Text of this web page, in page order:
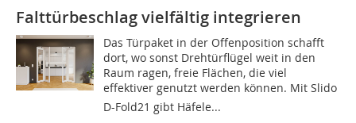
Falttürbeschlag vielfältig integrieren
Das Türpaket in der Offen­position schafft
dort, wo sonst Drehtürflügel weit in den
Raum ragen, freie Flächen, die viel
effektiver genutzt werden können. Mit Slido
D-Fold21 gibt Häfele...